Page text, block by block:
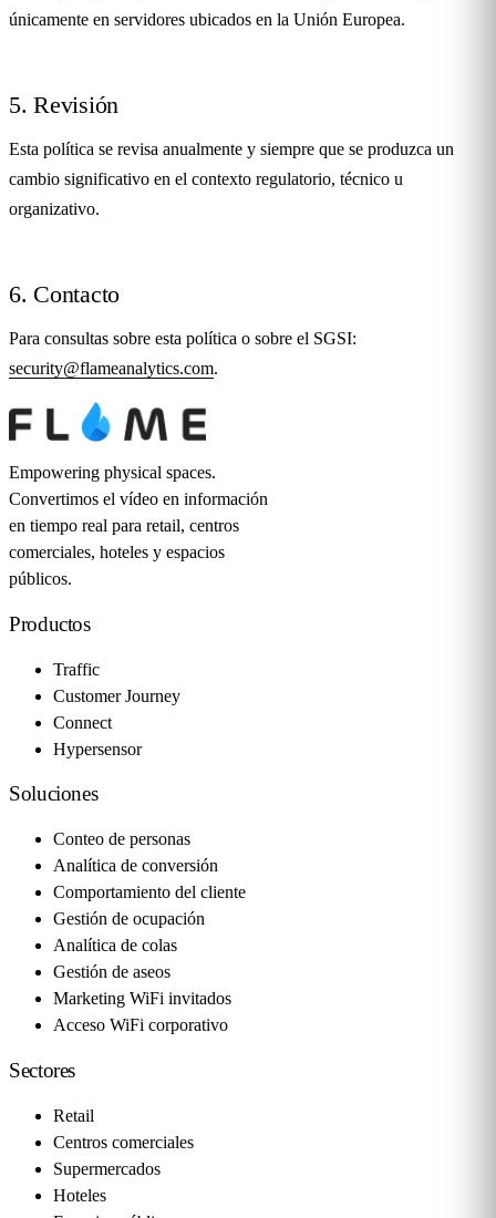
únicamente en servidores ubicados en la Unión Europea.
5. Revisión
Esta política se revisa anualmente y siempre que se produzca un
cambio significativo en el contexto regulatorio, técnico u
organizativo.
6. Contacto
Para consultas sobre esta política o sobre el SGSI:
security@flameanalytics.com.
Empowering physical spaces.
Convertimos el vídeo en información
en tiempo real para retail, centros
comerciales, hoteles y espacios
públicos.
Productos
Traffic
Customer Journey
Connect
Hypersensor
Soluciones
Conteo de personas
Analítica de conversión
Comportamiento del cliente
Gestión de ocupación
Analítica de colas
Gestión de aseos
Marketing WiFi invitados
Acceso WiFi corporativo
Sectores
Retail
Centros comerciales
Supermercados
Hoteles